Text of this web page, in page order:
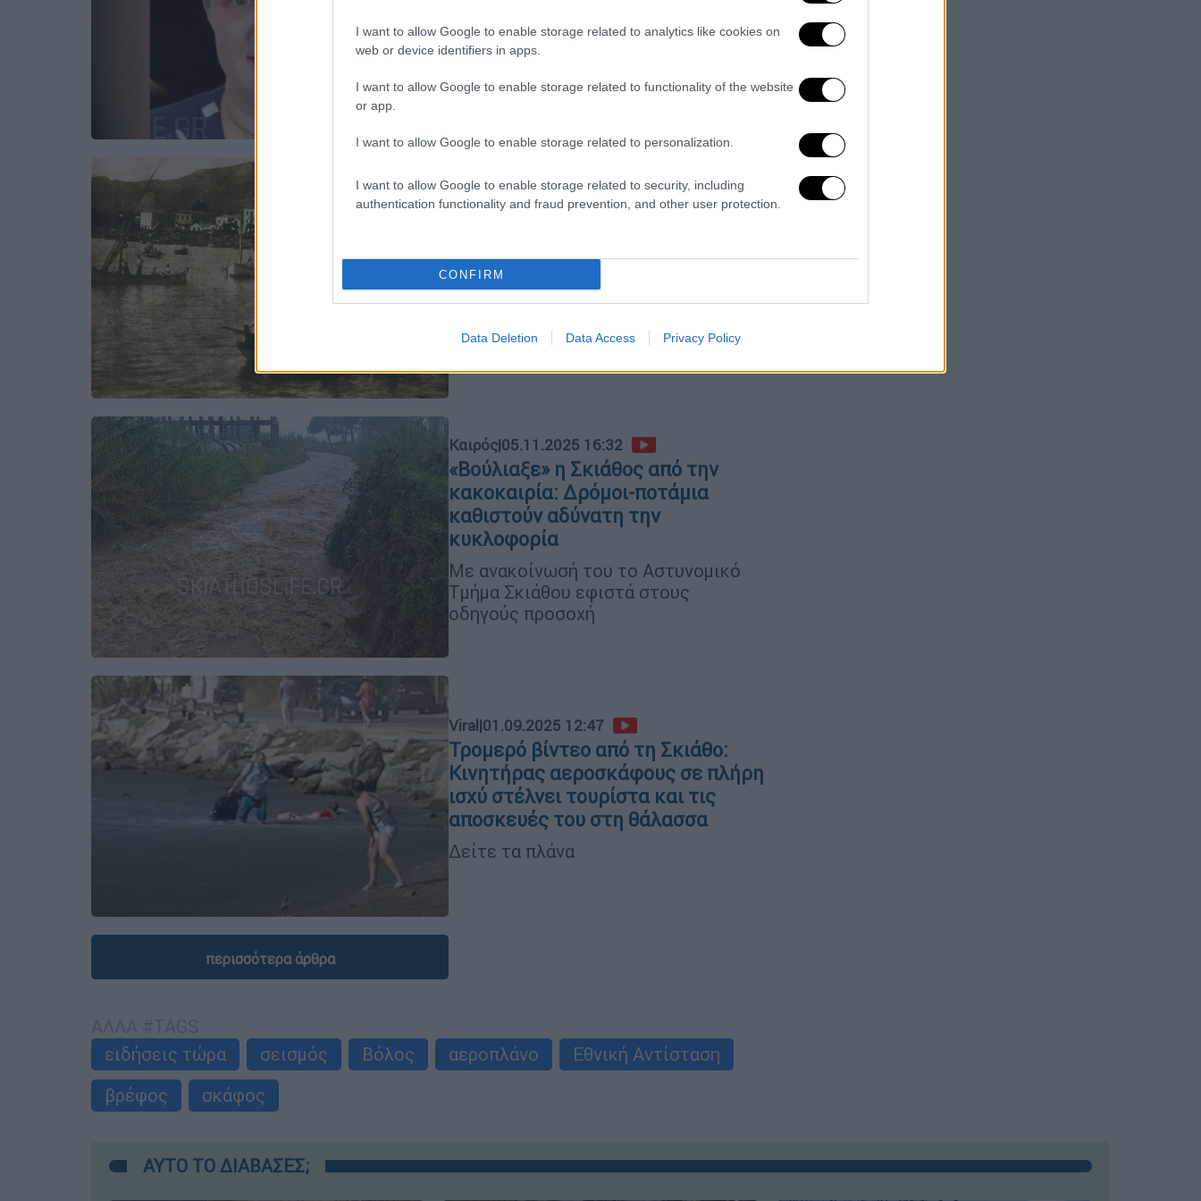
I want to allow Google to enable storage related to analytics like cookies on
web or device identifiers in apps.
I want to allow Google to enable storage related to functionality of the website
or app.
I want to allow Google to enable storage related to personalization.
I want to allow Google to enable storage related to security, including
authentication functionality and fraud prevention, and other user protection.
CONFIRM
Data Deletion Data Access Privacy Policy
Η Κωνσταντίνα νοσηλευόταν στο
νοσοκομείο Βόλου και παρότι η υγεία
της αρχικά έδειξε να βελτιώνεται,
Ιστορία|24.01.2026 07:55
Ποιος θυμάται την ηρωίδα της
προδόθηκε, βασανίστηκε,
τιμήθηκε από ξένους και πέθανε
πάμπτωχη και ξεχασμένη;
Σαν να 'χαν ποτέ τελειωμό τα πάθια κι
Καιρός|05.11.2025 16:32
«Βούλιαξε» η Σκιάθος από την
κακοκαιρία: Δρόμοι-ποτάμια
καθιστούν αδύνατη την
κυκλοφορία
Με ανακοίνωσή του το Αστυνομικό
Τμήμα Σκιάθου εφιστά στους
οδηγούς προσοχή
Viral|01.09.2025 12:47
Τρομερό βίντεο από τη Σκιάθο:
Κινητήρας αεροσκάφους σε πλήρη
ισχύ στέλνει τουρίστα και τις
αποσκευές του στη θάλασσα
Δείτε τα πλάνα
περισσότερα άρθρα
ειδήσεις τώρα
σεισμός Βόλος αεροπλάνο
Εθνική Αντίσταση
βρέφος
σκάφος
ΑΥΤΟ ΤΟ ΔΙΑΒΑΣΕΣ;